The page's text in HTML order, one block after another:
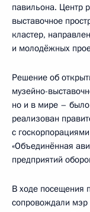
павильона. Центр
выставочное
кластер,
и молодёжных
Решение об
музейно-
но и в мире –
реализован
с
«Объединённая
предприятий
В ходе посещения
сопровождали